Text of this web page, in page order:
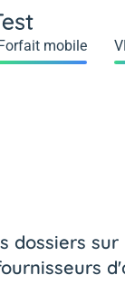
mobile
dossiers sur